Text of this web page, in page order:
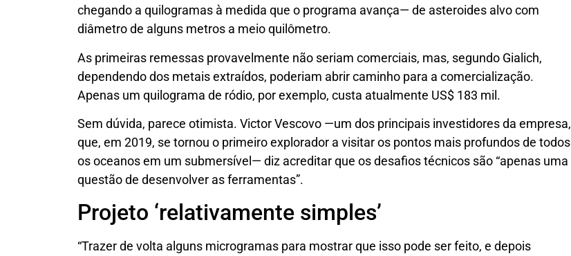
chegando a quilogramas à medida que o programa avança— de asteroides alvo com
diâmetro de alguns metros a meio quilômetro.
As primeiras remessas provavelmente não seriam comerciais, mas, segundo Gialich,
dependendo dos metais extraídos, poderiam abrir caminho para a comercialização.
Apenas um quilograma de ródio, por exemplo, custa atualmente US$ 183 mil.
Sem dúvida, parece otimista. Victor Vescovo —um dos principais investidores da empresa,
que, em 2019, se tornou o primeiro explorador a visitar os pontos mais profundos de todos
os oceanos em um submersível— diz acreditar que os desafios técnicos são “apenas uma
questão de desenvolver as ferramentas”.
Projeto ‘relativamente simples’
“Trazer de volta alguns microgramas para mostrar que isso pode ser feito, e depois